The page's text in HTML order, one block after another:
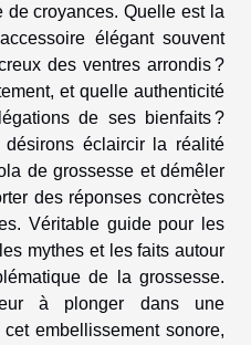
de croyances. Quelle est la
élégant souvent
des ventres arrondis ?
et quelle authenticité
de ses bienfaits ?
éclaircir la réalité
de grossesse et démêler
des réponses concrètes
Véritable guide pour les
mythes et les faits autour
de la grossesse.
à plonger dans une
embellissement sonore,